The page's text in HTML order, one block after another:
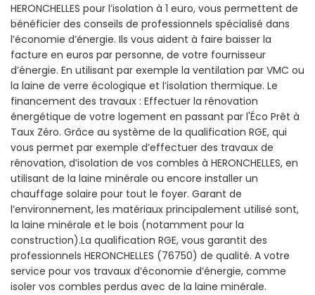
HERONCHELLES pour l’isolation à 1 euro, vous permettent de
bénéficier des conseils de professionnels spécialisé dans
l’économie d’énergie. Ils vous aident à faire baisser la
facture en euros par personne, de votre fournisseur
d’énergie. En utilisant par exemple la ventilation par VMC ou
la laine de verre écologique et l’isolation thermique. Le
financement des travaux : Effectuer la rénovation
énergétique de votre logement en passant par l'Éco Prêt à
Taux Zéro. Grâce au système de la qualification RGE, qui
vous permet par exemple d’effectuer des travaux de
rénovation, d’isolation de vos combles à HERONCHELLES, en
utilisant de la laine minérale ou encore installer un
chauffage solaire pour tout le foyer. Garant de
l’environnement, les matériaux principalement utilisé sont,
la laine minérale et le bois (notamment pour la
construction).La qualification RGE, vous garantit des
professionnels HERONCHELLES (76750) de qualité. A votre
service pour vos travaux d’économie d’énergie, comme
isoler vos combles perdus avec de la laine minérale.